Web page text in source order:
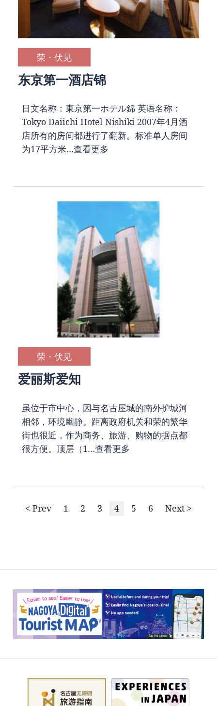
荣・伏见
东京第一酒店锦
日文名称：東京第一ホテル錦 英语名称：
Tokyo Daiichi Hotel Nishiki 2007年4月酒
店所有的房间都进行了翻新。标准单人房间
为17平方米…查看更多
荣・伏见
爱丽斯爱知
虽位于市中心，因与名古屋城的南外护城河
相邻，环境幽静。距离政府机关和荣的繁华
街也很近，作为商务、旅游、购物的据点都
很方便。顶层（1…查看更多
< Prev 1 2 3 4 5 6 Next >